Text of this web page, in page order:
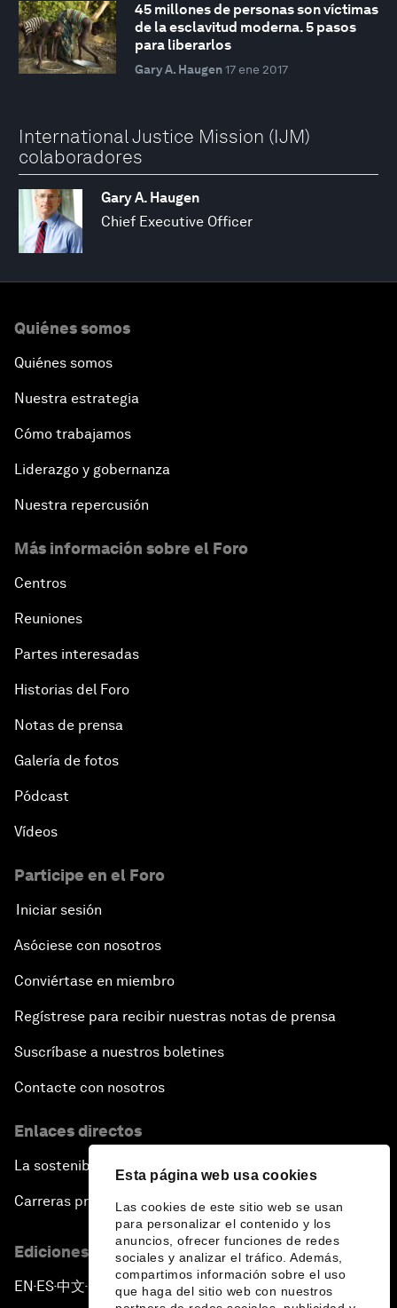
Esta página web usa cookies
Las cookies de este sitio web se usan
para personalizar el contenido y los
anuncios, ofrecer funciones de redes
sociales y analizar el tráfico. Además,
compartimos información sobre el uso
que haga del sitio web con nuestros
45 millones de personas son víctimas
de la esclavitud moderna. 5 pasos
para liberarlos
Gary A. Haugen 17 ene 2017
International Justice Mission (IJM)
colaboradores
Gary A. Haugen
Chief Executive Officer
Quiénes somos
Quiénes somos
Nuestra estrategia
Cómo trabajamos
Liderazgo y gobernanza
Nuestra repercusión
Más información sobre el Foro
Centros
Reuniones
Partes interesadas
Historias del Foro
Notas de prensa
Galería de fotos
Pódcast
Vídeos
Participe en el Foro
Iniciar sesión
Asóciese con nosotros
Conviértase en miembro
Regístrese para recibir nuestras notas de prensa
Suscríbase a nuestros boletines
Contacte con nosotros
Enlaces directos
La sostenibilidad en el Foro
Carreras profesionales
Ediciones en otros idiomas
EN ▪ES▪中文▪ 日本語